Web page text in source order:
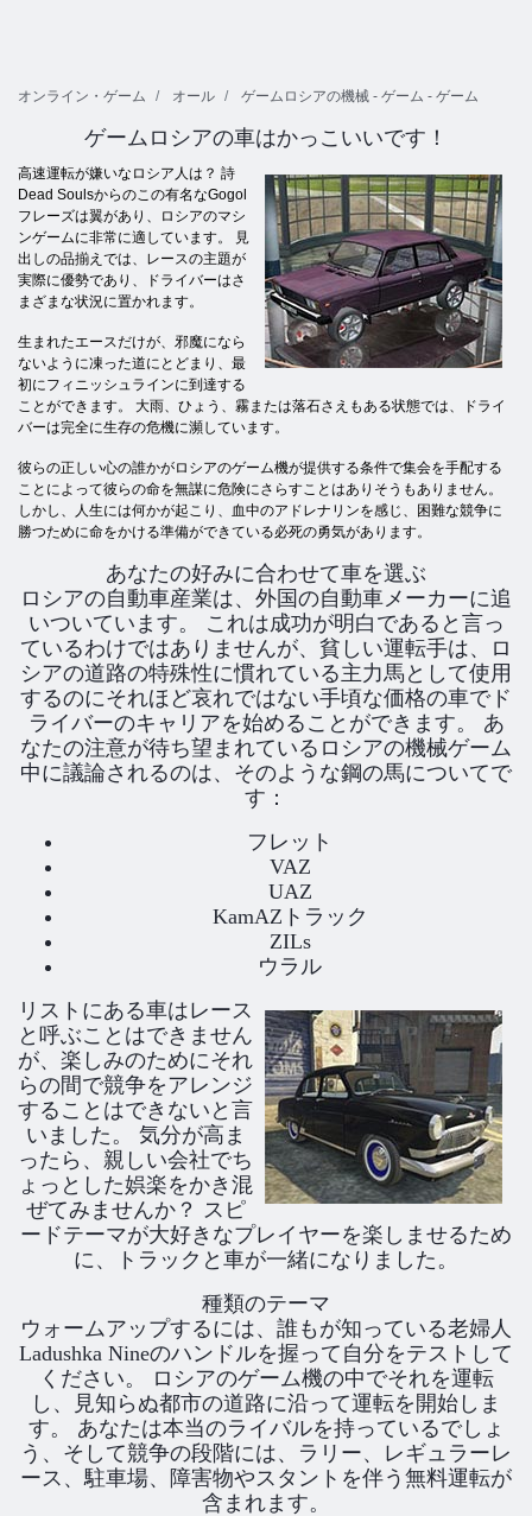
オンライン・ゲーム オール ゲームロシアの機械 - ゲーム - ゲーム
ゲームロシアの車はかっこいいです！
高速運転が嫌いなロシア人は？ 詩
Dead Soulsからのこの有名なGogol
フレーズは翼があり、ロシアのマシ
ンゲームに非常に適しています。 見
出しの品揃えでは、レースの主題が
実際に優勢であり、ドライバーはさ
まざまな状況に置かれます。
生まれたエースだけが、邪魔になら
ないように凍った道にとどまり、最
初にフィニッシュラインに到達する
ことができます。 大雨、ひょう、霧または落石さえもある状態では、ドライ
バーは完全に生存の危機に瀕しています。
彼らの正しい心の誰かがロシアのゲーム機が提供する条件で集会を手配する
ことによって彼らの命を無謀に危険にさらすことはありそうもありません。
しかし、人生には何かが起こり、血中のアドレナリンを感じ、困難な競争に
勝つために命をかける準備ができている必死の勇気があります。
あなたの好みに合わせて車を選ぶ
ロシアの自動車産業は、外国の自動車メーカーに追
いついています。 これは成功が明白であると言っ
ているわけではありませんが、貧しい運転手は、ロ
シアの道路の特殊性に慣れている主力馬として使用
するのにそれほど哀れではない手頃な価格の車でド
ライバーのキャリアを始めることができます。 あ
なたの注意が待ち望まれているロシアの機械ゲーム
中に議論されるのは、そのような鋼の馬についてで
す：
フレット
VAZ
UAZ
KamAZトラック
ZILs
ウラル
リストにある車はレース
と呼ぶことはできません
が、楽しみのためにそれ
らの間で競争をアレンジ
することはできないと言
いました。 気分が高ま
ったら、親しい会社でち
ょっとした娯楽をかき混
ぜてみませんか？ スピ
ードテーマが大好きなプレイヤーを楽しませるため
に、トラックと車が一緒になりました。
種類のテーマ
ウォームアップするには、誰もが知っている老婦人
Ladushka Nineのハンドルを握って自分をテストして
ください。 ロシアのゲーム機の中でそれを運転
し、見知らぬ都市の道路に沿って運転を開始しま
す。 あなたは本当のライバルを持っているでしょ
う、そして競争の段階には、ラリー、レギュラーレ
ース、駐車場、障害物やスタントを伴う無料運転が
含まれます。